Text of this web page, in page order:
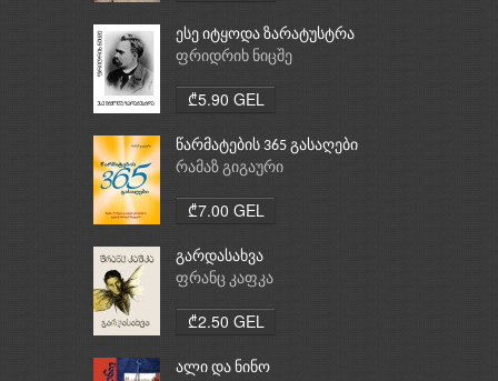
ესე იტყოდა ზარატუსტრა
ფრიდრიხ ნიცშე
₾5.90 GEL
წარმატების 365 გასაღები
რამაზ გიგაური
₾7.00 GEL
გარდასახვა
ფრანც კაფკა
₾2.50 GEL
ალი და ნინო